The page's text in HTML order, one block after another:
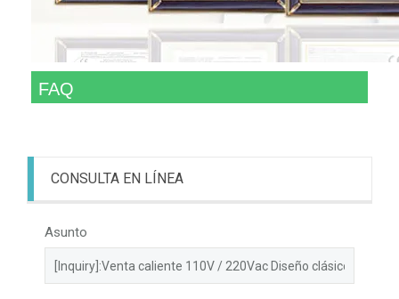
FAQ
CONSULTA EN LÍNEA
Asunto